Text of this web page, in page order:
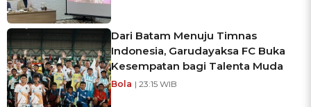
Dari Batam Menuju Timnas
Indonesia, Garudayaksa FC Buka
Kesempatan bagi Talenta Muda
Bola | 23:15 WIB